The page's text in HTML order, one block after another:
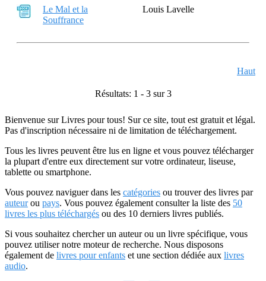
Le Mal et la
Souffrance
Louis Lavelle
Haut
Résultats: 1 - 3 sur 3
Bienvenue sur Livres pour tous! Sur ce site, tout est gratuit et légal.
Pas d'inscription nécessaire ni de limitation de téléchargement.
Tous les livres peuvent être lus en ligne et vous pouvez télécharger
la plupart d'entre eux directement sur votre ordinateur, liseuse,
tablette ou smartphone.
Vous pouvez naviguer dans les catégories ou trouver des livres par
auteurou pays. Vous pouvez également consulter la liste des 50
livres les plus téléchargés ou des 10 derniers livres publiés.
Si vous souhaitez chercher un auteur ou un livre spécifique, vous
pouvez utiliser notre moteur de recherche. Nous disposons
également de livres pour enfants et une section dédiée aux livres
audio.